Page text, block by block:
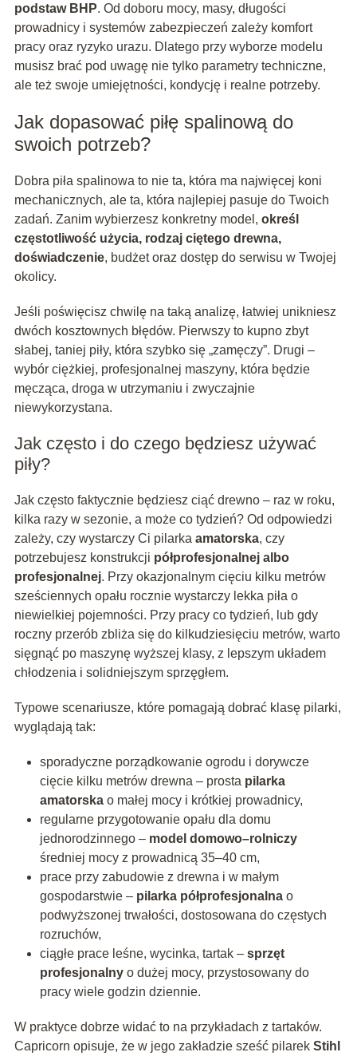
podstaw BHP. Od doboru mocy, masy, długości
prowadnicy i systemów zabezpieczeń zależy komfort
pracy oraz ryzyko urazu. Dlatego przy wyborze modelu
musisz brać pod uwagę nie tylko parametry techniczne,
ale też swoje umiejętności, kondycję i realne potrzeby.
Jak dopasować piłę spalinową do
swoich potrzeb?
Dobra piła spalinowa to nie ta, która ma najwięcej koni
mechanicznych, ale ta, która najlepiej pasuje do Twoich
zadań. Zanim wybierzesz konkretny model, określ
częstotliwość użycia, rodzaj ciętego drewna,
doświadczenie, budżet oraz dostęp do serwisu w Twojej
okolicy.
Jeśli poświęcisz chwilę na taką analizę, łatwiej unikniesz
dwóch kosztownych błędów. Pierwszy to kupno zbyt
słabej, taniej piły, która szybko się „zamęczy”. Drugi –
wybór ciężkiej, profesjonalnej maszyny, która będzie
męcząca, droga w utrzymaniu i zwyczajnie
niewykorzystana.
Jak często i do czego będziesz używać
piły?
Jak często faktycznie będziesz ciąć drewno – raz w roku,
kilka razy w sezonie, a może co tydzień? Od odpowiedzi
zależy, czy wystarczy Ci pilarka amatorska, czy
potrzebujesz konstrukcji półprofesjonalnej albo
profesjonalnej. Przy okazjonalnym cięciu kilku metrów
sześciennych opału rocznie wystarczy lekka piła o
niewielkiej pojemności. Przy pracy co tydzień, lub gdy
roczny przerób zbliża się do kilkudziesięciu metrów, warto
sięgnąć po maszynę wyższej klasy, z lepszym układem
chłodzenia i solidniejszym sprzęgłem.
Typowe scenariusze, które pomagają dobrać klasę pilarki,
wyglądają tak:
sporadyczne porządkowanie ogrodu i dorywcze
cięcie kilku metrów drewna – prosta pilarka
amatorskao małej mocy i krótkiej prowadnicy,
regularne przygotowanie opału dla domu
jednorodzinnego – model domowo–rolniczy
średniej mocy z prowadnicą 35–40 cm,
prace przy zabudowie z drewna i w małym
gospodarstwie – pilarka półprofesjonalnao
podwyższonej trwałości, dostosowana do częstych
rozruchów,
ciągłe prace leśne, wycinka, tartak – sprzęt
profesjonalnyo dużej mocy, przystosowany do
pracy wiele godzin dziennie.
W praktyce dobrze widać to na przykładach z tartaków.
Capricorn opisuje, że w jego zakładzie sześć pilarek Stihl